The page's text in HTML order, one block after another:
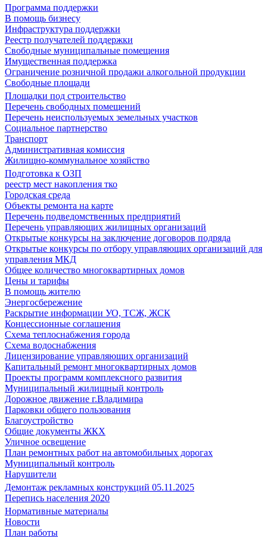
Программа поддержки
В помощь бизнесу
Инфраструктура поддержки
Реестр получателей поддержки
Свободные муниципальные помещения
Имущественная поддержка
Ограничение розничной продажи алкогольной продукции
Свободные площади
Площадки под строительство
Перечень свободных помещений
Перечень неиспользуемых земельных участков
Социальное партнерство
Транспорт
Административная комиссия
Жилищно-коммунальное хозяйство
Подготовка к ОЗП
реестр мест накопления тко
Городская среда
Объекты ремонта на карте
Перечень подведомственных предприятий
Перечень управляющих жилищных организаций
Открытые конкурсы на заключение договоров подряда
Открытые конкурсы по отбору управляющих организаций для
управления МКД
Общее количество многоквартирных домов
Цены и тарифы
В помощь жителю
Энергосбережение
Раскрытие информации УО, ТСЖ, ЖСК
Концессионные соглашения
Схема теплоснабжения города
Схема водоснабжения
Лицензирование управляющих организаций
Капитальный ремонт многоквартирных домов
Проекты программ комплексного развития
Муниципальный жилищный контроль
Дорожное движение г.Владимира
Парковки общего пользования
Благоустройство
Общие документы ЖКХ
Уличное освещение
План ремонтных работ на автомобильных дорогах
Муниципальный контроль
Нарушители
Демонтаж рекламных конструкций 05.11.2025
Перепись населения 2020
Нормативные материалы
Новости
План работы